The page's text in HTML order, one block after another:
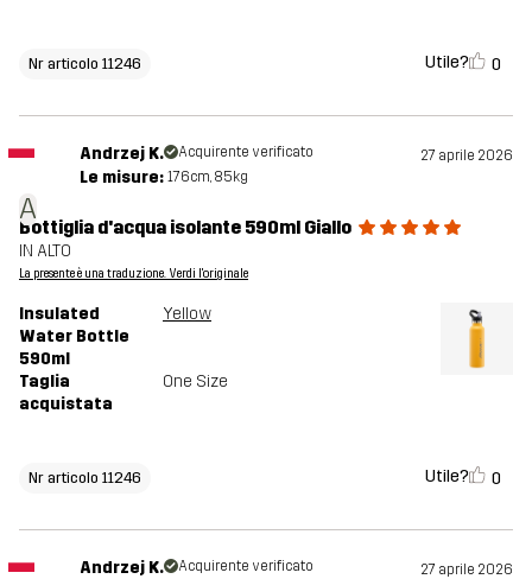
Nr articolo 11246 Utile? 0
A
Andrzej K. Acquirente verificato 27 aprile 2026
Le misure: 176cm, 85kg
Bottiglia d'acqua isolante 590ml Giallo
IN ALTO
La presente è una traduzione. Verdi l'originale
Insulated
Water Bottle
590ml
Yellow
Taglia
acquistata
One Size
Nr articolo 11246 Utile? 0
Andrzej K. Acquirente verificato 27 aprile 2026